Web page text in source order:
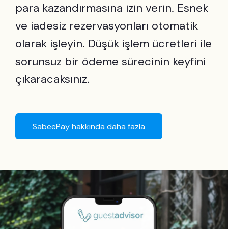
para kazandırmasına izin verin. Esnek
ve iadesiz rezervasyonları otomatik
olarak işleyin. Düşük işlem ücretleri ile
sorunsuz bir ödeme sürecinin keyfini
çıkaracaksınız.
SabeePay hakkında daha fazla